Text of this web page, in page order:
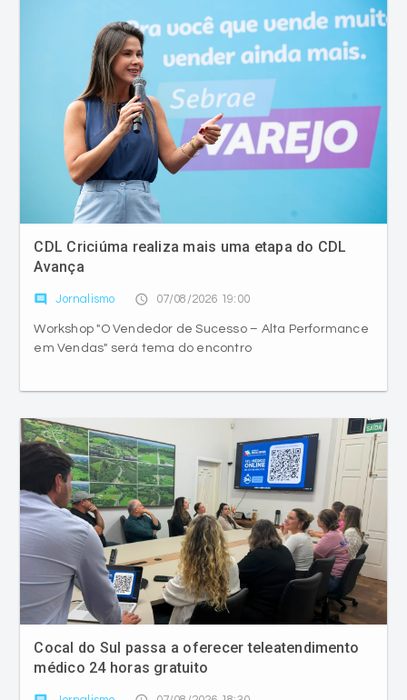
CDL Criciúma realiza mais uma etapa do CDL
Avança
comment Jornalismo access_time 07/08/2026 19:00
Workshop "O Vendedor de Sucesso – Alta Performance
em Vendas" será tema do encontro
Cocal do Sul passa a oferecer teleatendimento
médico 24 horas gratuito